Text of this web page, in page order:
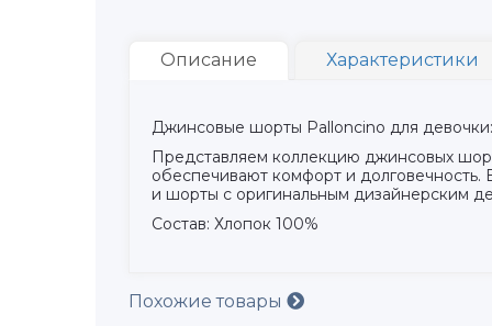
Описание Характеристики
Джинсовые шорты Palloncino для
Представляем коллекцию джинсовых
обеспечивают комфорт и
и шорты с оригинальным дизайнерским
Состав: Хлопок 100%
Похожие товары